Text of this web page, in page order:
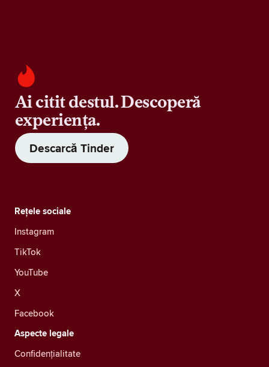
Ai citit destul. Descoperă
experiența.
Descarcă Tinder
Rețele sociale
Instagram
TikTok
YouTube
X
Facebook
Aspecte legale
Confidenţialitate